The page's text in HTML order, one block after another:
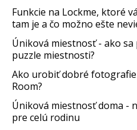
Funkcie na Lockme, ktoré
tam je a čo možno ešte
Úniková miestnosť - ako
puzzle miestnosti?
Ako urobiť dobré fotografie
Room?
Úniková miestnosť doma -
pre celú rodinu